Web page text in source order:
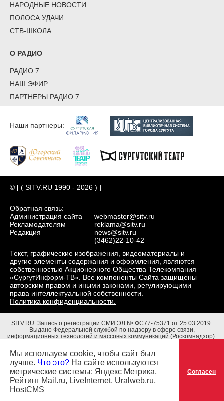
НАРОДНЫЕ НОВОСТИ
ПОЛОСА УДАЧИ
СТВ-ШКОЛА
О РАДИО
РАДИО 7
НАШ ЭФИР
ПАРТНЕРЫ РАДИО 7
Наши партнеры:
© [ ( SITV.RU 1990 - 2026 ) ]
Обратная связь:
Администрация сайта
Рекламодателям
Редакция
webmaster@sitv.ru
reklama@sitv.ru
news@sitv.ru
(3462)22-10-42
Текст, графические изображения, видеоматериалы и
другие элементы содержания и оформления, являются
собственностью Акционерного Общества Телекомпания
«СургутИнформ-ТВ». Все компоненты Сайта защищены
авторским правом и иными законами, регулирующими
права интеллектуальной собственности.
Политика конфиденциальности.
SITV.RU. Запись о регистрации СМИ ЭЛ № ФС77-75371 от 25.03.2019.
Выдано Федеральной службой по надзору в сфере связи,
информационных технологий и массовых коммуникаций (Роскомнадзор).
Адрес редакции: 628403, Тюменская обл., ХМАО - Югра, г. Сургут, ул.
Маяковского, д. 16. Главный редактор: Чубенко В.Л.
Мы используем cookie, чтобы сайт был
лучше. Что это? На сайте используются
метрические системы: Яндекс Метрика,
Рейтинг Mail.ru, LiveInternet, Uralweb.ru,
HostCMS
Согласен